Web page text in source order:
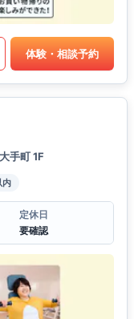
体験・相談予約
手町 1F
内
定休日
要確認